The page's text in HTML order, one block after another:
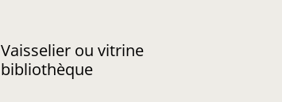
Vaisselier ou vitrine
bibliothèque